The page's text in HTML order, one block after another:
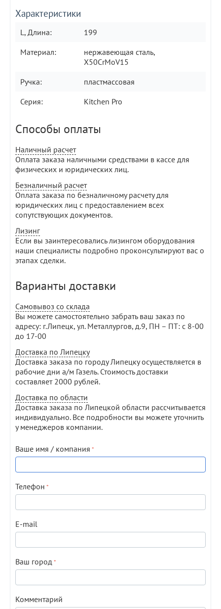
Характеристики
L, Длина:
199
Материал:
нержавеющая сталь,
X50CrMoV15
Ручка:
пластмассовая
Серия:
Kitchen Pro
Способы оплаты
Наличный расчет
Оплата заказа наличными средствами в кассе для
физических и юридических лиц.
Безналичный расчет
Оплата заказа по безналичному расчету для
юридических лиц с предоставлением всех
сопутствующих документов.
Лизинг
Если вы заинтересовались лизингом оборудования
наши специалисты подробно проконсультируют вас о
этапах сделки.
Варианты доставки
Самовывоз со склада
Вы можете самостоятельно забрать ваш заказ по
адресу: г.Липецк, ул. Металлургов, д.9, ПН – ПТ: с 8-00
до 17-00
Доставка по Липецку
Доставка заказа по городу Липецку осуществляется в
рабочие дни а/м Газель. Стоимость доставки
составляет 2000 рублей.
Доставка по области
Доставка заказа по Липецкой области рассчитывается
индивидуально. Все подробности вы можете уточнить
у менеджеров компании.
Ваше имя / компания
Телефон
E-mail
Ваш город
Комментарий